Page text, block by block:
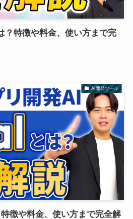
？特徴や料金、使い方まで完
AI開発ツール
徴や料金、使い方まで完全解